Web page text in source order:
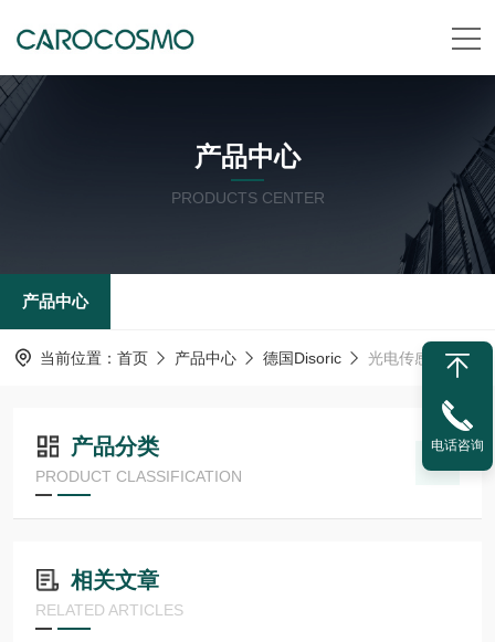
产品中心
PRODUCTS CENTER
产品中心
当前位置： 首页 产品中心 德国Disoric 光电传感器
产品分类
PRODUCT CLASSIFICATION
相关文章
RELATED ARTICLES
电话咨询